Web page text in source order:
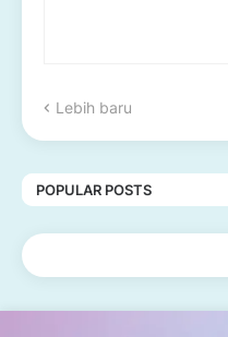
Lebih baru
POPULAR POSTS